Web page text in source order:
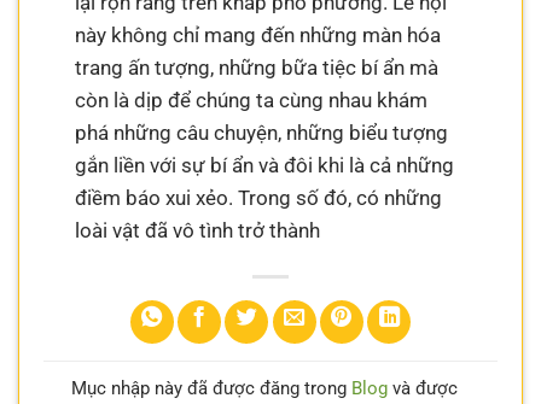
này không chỉ mang đến những màn hóa
trang ấn tượng, những bữa tiệc bí ẩn mà
còn là dịp để chúng ta cùng nhau khám
phá những câu chuyện, những biểu tượng
gắn liền với sự bí ẩn và đôi khi là cả những
điềm báo xui xẻo. Trong số đó, có những
loài vật đã vô tình trở thành
Mục nhập này đã được đăng trong Blogvà được